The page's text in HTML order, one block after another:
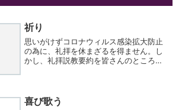
祈り
思いがけずコロナウィルス感染拡大防止
の為に、礼拝を休まざるを得ません。し
かし、礼拝説教要約を皆さんのところに
書個所はディボーション誌...
喜び歌う